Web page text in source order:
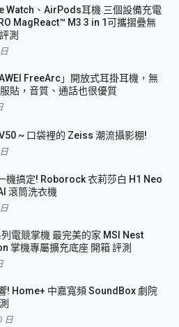
Watch、AirPods耳機 三個設備充電
MagReact™ M3 3 in 1可攜摺疊無
測
FreeArc」開放式耳掛耳機，無
貼，音質、通話也很優質
~ 口袋裡的 Zeiss 潮流攝影棚!
機搞定! Roborock 衣莉莎白 H1 Neo
滾筒洗衣機
電競掌機 最完美的家 MSI Nest
掌機專屬擴充底座 開箱 評測
! Home+ 中嘉寬頻 SoundBox 劇院
日